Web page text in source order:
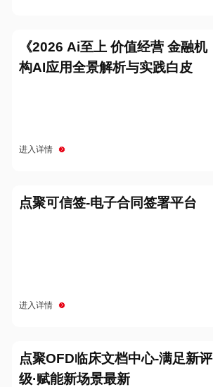
《2026 Ai至上 价值经营 金融机
构AI应用全景解析与实践白皮
进入详情
点聚可信签-电子合同签署平台
进入详情
点聚OFD临床文档中心-满足新评
级·赋能新场景最新